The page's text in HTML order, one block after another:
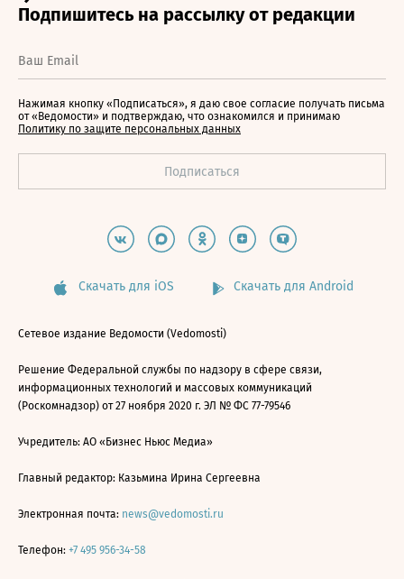
Нажимая кнопку «Подписаться», я даю свое согласие получать письма
от «Ведомости» и подтверждаю, что ознакомился и принимаю
Политику по защите персональных данных
Скачать для iOS Скачать для Android
Сетевое издание Ведомости (Vedomosti)
Решение Федеральной службы по надзору в сфере связи,
информационных технологий и массовых коммуникаций
(Роскомнадзор) от 27 ноября 2020 г. ЭЛ № ФС 77-79546
Учредитель: АО «Бизнес Ньюс Медиа»
Главный редактор: Казьмина Ирина Сергеевна
Электронная почта: news@vedomosti.ru
Телефон: +7 495 956-34-58